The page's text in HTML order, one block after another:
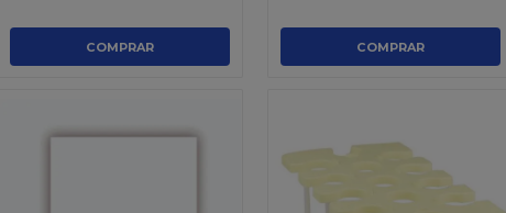
COMPRAR COMPRAR